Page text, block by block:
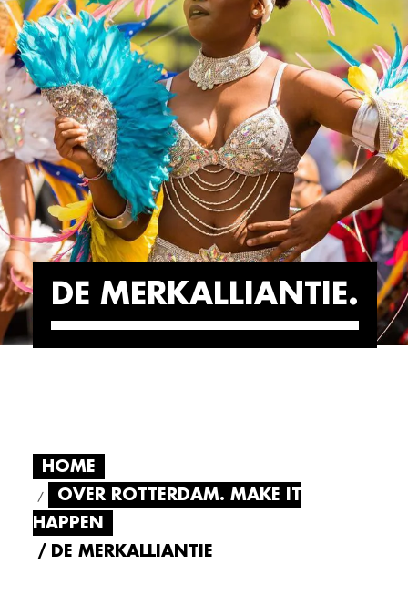
DE MERKALLIANTIE
HOME
OVER ROTTERDAM. MAKE IT
HAPPEN
DE MERKALLIANTIE